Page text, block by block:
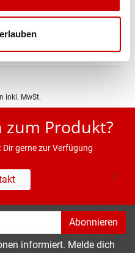
inkl. MwSt.
zum Produkt?
gerne zur Verfügung
Abonnieren
informiert. Melde dich